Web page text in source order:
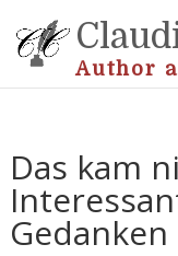
Author
Das kam
Gedanken